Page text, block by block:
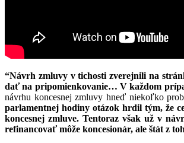
“Návrh zmluvy v tichosti zverejnili na
dať na pripomienkovanie… V každom
návrhu koncesnej zmluvy hneď niekoľko
parlamentnej hodiny otázok hrdil tým, že
koncesnej zmluve. Tentoraz však už v
refinancovať môže koncesionár, ale štát z